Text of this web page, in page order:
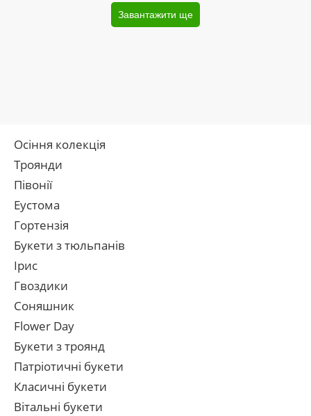
Завантажити ще
Осіння колекція
Троянди
Півонії
Еустома
Гортензія
Букети з тюльпанів
Ірис
Гвоздики
Соняшник
Flower Day
Букети з троянд
Патріотичні букети
Класичні букети
Вітальні букети